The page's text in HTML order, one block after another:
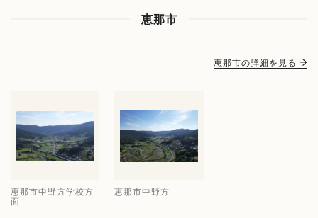
恵那市
恵那市の詳細を見る
恵那市中野方学校方
面
恵那市中野方